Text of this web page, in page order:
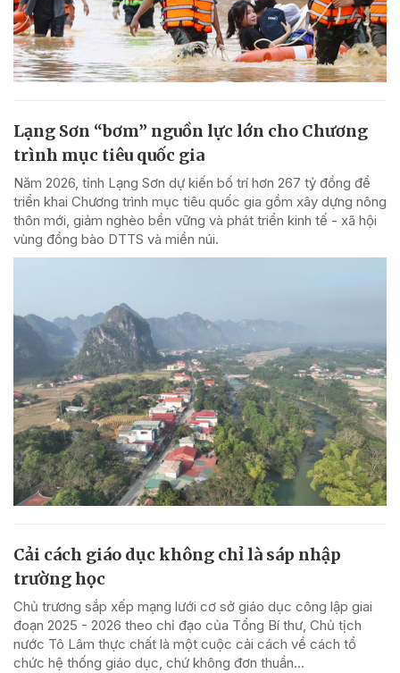
Lạng Sơn “bơm” nguồn lực lớn cho Chương
trình mục tiêu quốc gia
Năm 2026, tỉnh Lạng Sơn dự kiến bố trí hơn 267 tỷ đồng để
triển khai Chương trình mục tiêu quốc gia gồm xây dựng nông
thôn mới, giảm nghèo bền vững và phát triển kinh tế - xã hội
vùng đồng bào DTTS và miền núi.
Cải cách giáo dục không chỉ là sáp nhập
trường học
Chủ trương sắp xếp mạng lưới cơ sở giáo dục công lập giai
đoạn 2025 - 2026 theo chỉ đạo của Tổng Bí thư, Chủ tịch
nước Tô Lâm thực chất là một cuộc cải cách về cách tổ
chức hệ thống giáo dục, chứ không đơn thuần...